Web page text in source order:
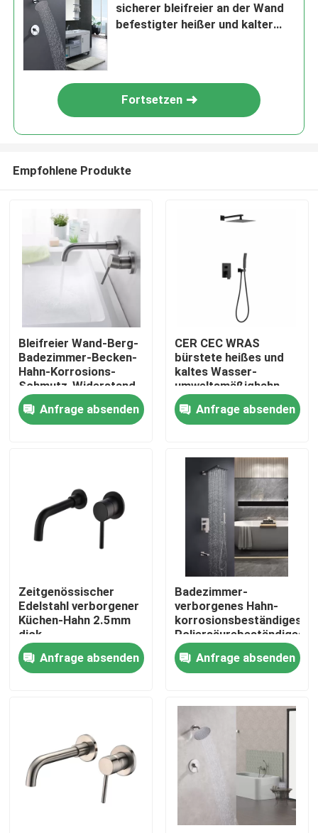
Nach Hause
Kontakte
Videos
Waschtischarmatur aus Edelstahl
Edelstahl-Küchen-Hahn
Einhebelbecken-Mischer
Heißer und kalter Becken-Mischer
sicherer bleifreier an der Wand
befestigter heißer und kalter
Fortsetzen
Empfohlene Produkte
Bleifreier Wand-Berg-
Badezimmer-Becken-
Hahn-Korrosions-
Schmutz-Widerstand
Anfrage absenden
CER CEC WRAS
bürstete heißes und
kaltes Wasser-
umweltsmäßighahn
Nickel-Ende
Anfrage absenden
Zeitgenössischer
Edelstahl verborgener
Küchen-Hahn 2.5mm
dick
Anfrage absenden
Badezimmer-
verborgenes Hahn-
korrosionsbeständiges
Poliersäurebeständiges
Anfrage absenden